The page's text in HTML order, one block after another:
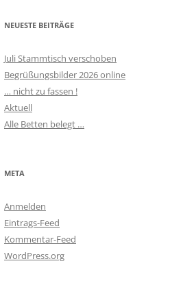
NEUESTE BEITRÄGE
Juli Stammtisch verschoben
Begrüßungsbilder 2026 online
… nicht zu fassen !
Aktuell
Alle Betten belegt …
META
Anmelden
Eintrags-Feed
Kommentar-Feed
WordPress.org